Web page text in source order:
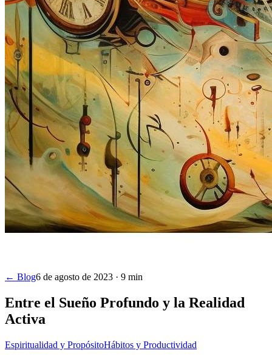
← Blog6 de agosto de 2023 · 9 min
Entre el Sueño Profundo y la Realidad
Activa
Espiritualidad y PropósitoHábitos y Productividad